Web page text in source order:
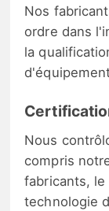
Nos
ordre dans
la
Nous
compris
fabricants,
technologie